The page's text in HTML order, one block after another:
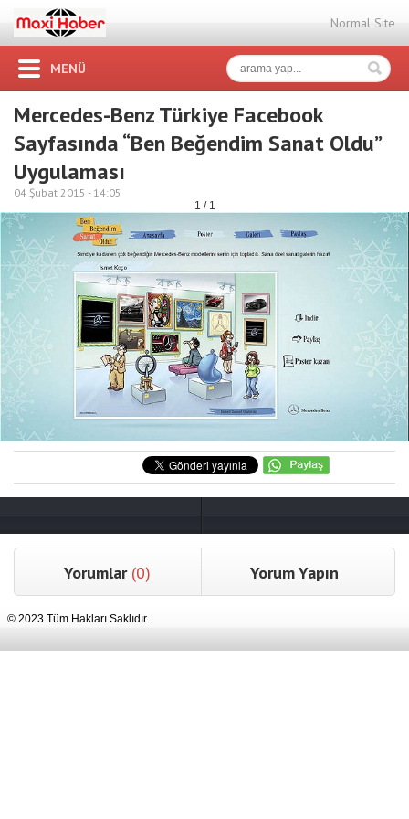
Normal Site
MENÜ
Mercedes-Benz Türkiye Facebook
Sayfasında “Ben Beğendim Sanat Oldu”
Uygulaması
04 Şubat 2015 - 14:05
1 / 1
Yorumlar (0) Yorum Yapın
© 2023 Tüm Hakları Saklıdır .